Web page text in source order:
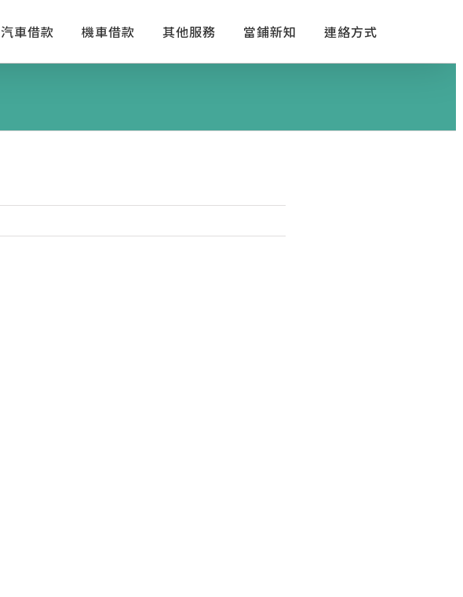
汽車借款 機車借款 其他服務 當鋪新知 連絡方式